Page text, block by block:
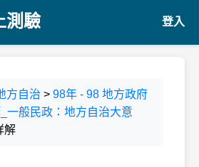
測驗 登入
方自治 > 98年 - 98 地方政府
一般民政：地方自治大意
解